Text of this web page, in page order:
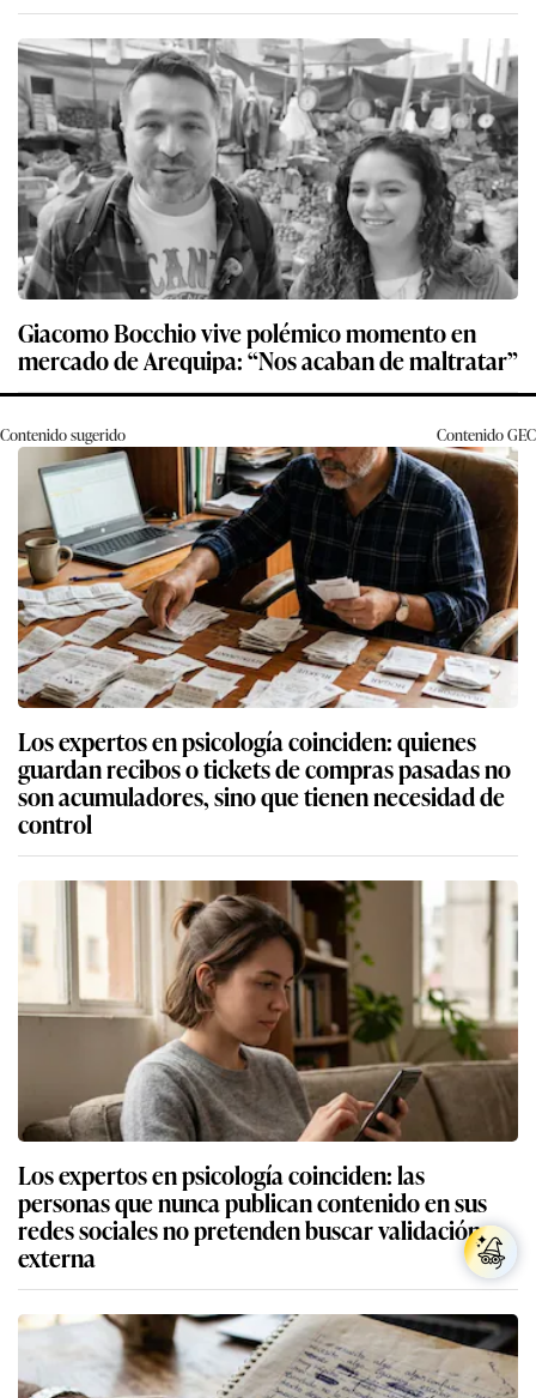
Giacomo Bocchio vive polémico momento en
mercado de Arequipa: “Nos acaban de maltratar”
Contenido sugerido ContenidoGEC
Los expertos en psicología coinciden: quienes
guardan recibos o tickets de compras pasadas no
son acumuladores, sino que tienen necesidad de
control
Los expertos en psicología coinciden: las
personas que nunca publican contenido en sus
redes sociales no pretenden buscar validación
externa